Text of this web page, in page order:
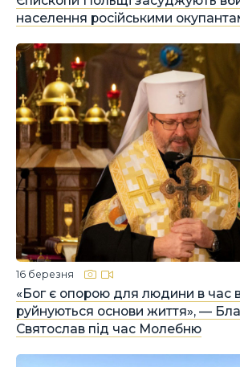
населення російськими
«Бог є опорою для людини в час
руйнуються основи життя», —
Святослав під час Молебню
16 березня